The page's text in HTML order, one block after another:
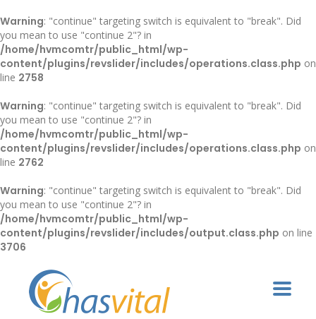
Warning: "continue" targeting switch is equivalent to "break". Did
you mean to use "continue 2"? in
/home/hvmcomtr/public_html/wp-
content/plugins/revslider/includes/operations.class.php on
line 2758
Warning: "continue" targeting switch is equivalent to "break". Did
you mean to use "continue 2"? in
/home/hvmcomtr/public_html/wp-
content/plugins/revslider/includes/operations.class.php on
line 2762
Warning: "continue" targeting switch is equivalent to "break". Did
you mean to use "continue 2"? in
/home/hvmcomtr/public_html/wp-
content/plugins/revslider/includes/output.class.php on line
3706